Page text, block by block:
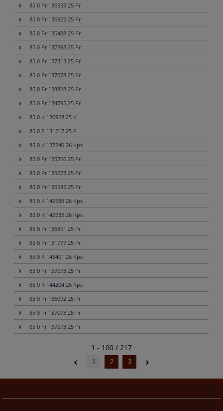
85 0 Pr 136933 25 Pr
85 0 Pr 136922 25 Pr
85 0 Pr 135488 25 Pr
85 0 Pr 137393 25 Pr
85 0 Pr 137313 25 Pr
85 0 Pr 137078 25 Pr
85 0 Pr 138828 25 Pr
85 0 Pr 134795 25 Pr
85 0 K 130928 25 K
85 0 P 131217 25 P
85 0 K 137240 26 Kps
85 0 Pr 135766 25 Pr
85 0 Pr 135073 25 Pr
85 0 Pr 135585 25 Pr
85 0 K 142588 26 Kps
85 0 K 142732 26 Kps
85 0 Pr 136851 25 Pr
85 0 Pr 131777 25 Pr
85 0 K 143401 26 Kps
85 0 Pr 137073 25 Pr
85 0 K 144204 26 Kps
85 0 Pr 136092 25 Pr
85 0 Pr 137073 25 Pr
85 0 Pr 137073 25 Pr
1 - 100 / 217
1 2 3